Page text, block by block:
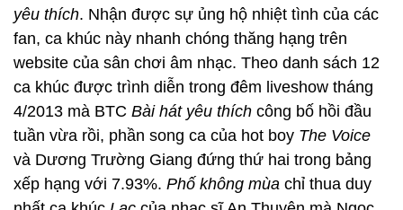
yêu thích. Nhận được sự ủng hộ nhiệt tình của các
fan, ca khúc này nhanh chóng thăng hạng trên
website của sân chơi âm nhạc. Theo danh sách 12
ca khúc được trình diễn trong đêm liveshow tháng
4/2013 mà BTC Bài hát yêu thích công bố hồi đầu
tuần vừa rồi, phần song ca của hot boy The Voice
và Dương Trường Giang đứng thứ hai trong bảng
xếp hạng với 7.93%. Phố không mùa chỉ thua duy